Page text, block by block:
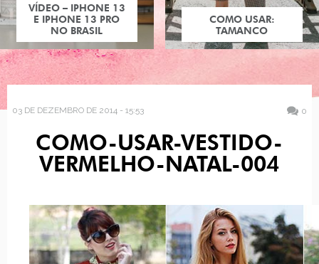
VÍDEO – IPHONE 13
E IPHONE 13 PRO
NO BRASIL
COMO USAR:
TAMANCO
03 DE DEZEMBRO DE 2014 - 15:53 0
COMO-USAR-VESTIDO-
VERMELHO-NATAL-004